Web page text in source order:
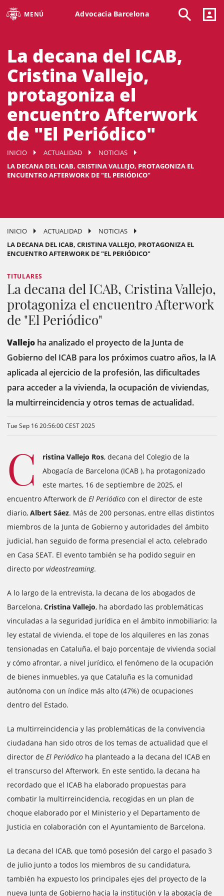
MENÚ Advocacia Barcelona
La decana del ICAB,
Cristina Vallejo,
protagoniza el
encuentro Afterwork
de "El Periódico"
INICIO ACTUALIDAD
NOTICIAS
LA DECANA DEL ICAB, CRISTINA VALLEJO, PROTAGONIZA EL
ENCUENTRO AFTERWORK DE "EL PERIÓDICO"
INICIO ACTUALIDAD
NOTICIAS
LA DECANA DEL ICAB, CRISTINA VALLEJO, PROTAGONIZA EL
ENCUENTRO AFTERWORK DE "EL PERIÓDICO"
TITULARES
La decana del ICAB, Cristina Vallejo,
protagoniza el encuentro Afterwork
de "El Periódico"
Vallejo ha analizado el proyecto de la Junta de
Gobierno del ICAB para los próximos cuatro años, la IA
aplicada al ejercicio de la profesión, las dificultades
para acceder a la vivienda, la ocupación de viviendas,
la multirreincidencia y otros temas de actualidad.
Tue Sep 16 20:56:00 CEST 2025
C ristina Vallejo Ros, decana del Colegio de la
Abogacía de Barcelona (ICAB ), ha protagonizado
este martes, 16 de septiembre de 2025, el
encuentro Afterwork de El Periódico con el director de este
diario, Albert Sáez. Más de 200 personas, entre ellas distintos
miembros de la Junta de Gobierno y autoridades del ámbito
judicial, han seguido de forma presencial el acto, celebrado
en Casa SEAT. El evento también se ha podido seguir en
directo por videostreaming.
A lo largo de la entrevista, la decana de los abogados de
Barcelona, ​​ Cristina Vallejo, ha abordado las problemáticas
vinculadas a la seguridad jurídica en el ámbito inmobiliario: la
ley estatal de vivienda, el tope de los alquileres en las zonas
tensionadas en Cataluña, el bajo porcentaje de vivienda social
y cómo afrontar, a nivel jurídico, el fenómeno de la ocupación
de bienes inmuebles, ya que Cataluña es la comunidad
autónoma con un índice más alto (47%) de ocupaciones
dentro del Estado.
La multirreincidencia y las problemáticas de la convivencia
ciudadana han sido otros de los temas de actualidad que el
director de El Periódico ha planteado a la decana del ICAB en
el transcurso del Afterwork. En este sentido, la decana ha
recordado que el ICAB ha elaborado propuestas para
combatir la multirreincidencia, recogidas en un plan de
choque elaborado por el Ministerio y el Departamento de
Justicia en colaboración con el Ayuntamiento de Barcelona.
La decana del ICAB, que tomó posesión del cargo el pasado 3
de julio junto a todos los miembros de su candidatura,
también ha expuesto los principales ejes del proyecto de la
nueva Junta de Gobierno hacia la institución y la abogacía de